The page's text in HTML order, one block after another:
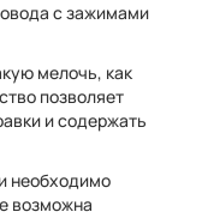
с зажимами
мелочь, как
позволяет
и содержать
необходимо
возможна